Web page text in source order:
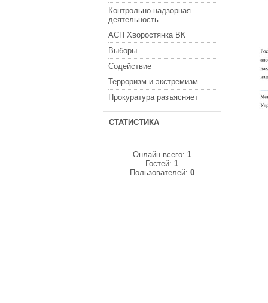
Контрольно-надзорная
деятельность
АСП Хворостянка ВК
Выборы
Содействие
Терроризм и экстремизм
Прокуратура разъясняет
СТАТИСТИКА
Онлайн всего: 1
Гостей:1
Пользователей: 0